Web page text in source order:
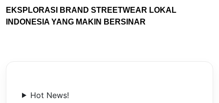
EKSPLORASI BRAND STREETWEAR LOKAL
INDONESIA YANG MAKIN BERSINAR
Hot News!